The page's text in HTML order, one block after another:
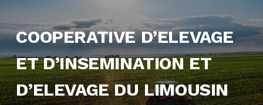
COOPERATIVE D’ELEVAGE
ET D’INSEMINATION ET
D’ELEVAGE DU LIMOUSIN